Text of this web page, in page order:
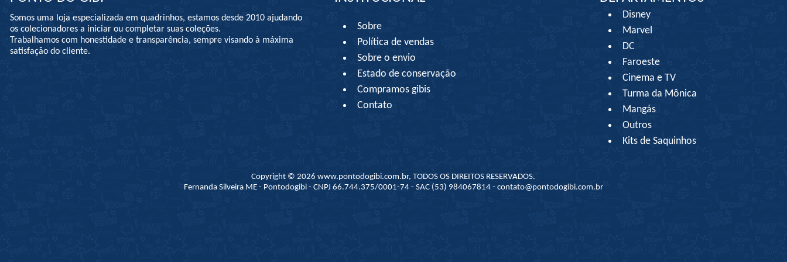
Somos uma loja especializada em quadrinhos, estamos desde 2010 ajudando
os colecionadores a iniciar ou completar suas coleções.
Trabalhamos com honestidade e transparência, sempre visando à máxima
satisfação do cliente.
Sobre
Política de vendas
Sobre o envio
Estado de conservação
Compramos gibis
Contato
Disney
Marvel
DC
Faroeste
Cinema e TV
Turma da Mônica
Mangás
Outros
Kits de Saquinhos
Copyright © 2026 www.pontodogibi.com.br, TODOS OS DIREITOS RESERVADOS.
Fernanda Silveira ME - Pontodogibi - CNPJ 66.744.375/0001-74 - SAC (53) 984067814 - contato@pontodogibi.com.br